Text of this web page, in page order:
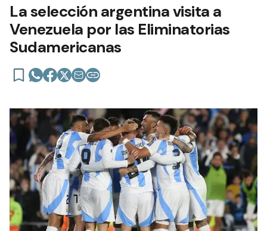
La selección argentina visita a
Venezuela por las Eliminatorias
Sudamericanas